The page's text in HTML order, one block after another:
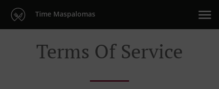
Time Maspalomas
Terms Of Service